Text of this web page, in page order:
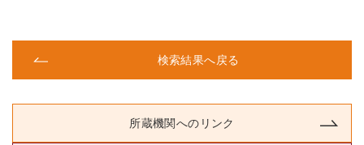
検索結果へ戻る
所蔵機関へのリンク